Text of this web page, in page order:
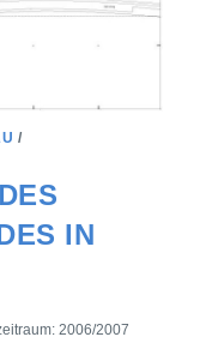
/
IN
2006/2007